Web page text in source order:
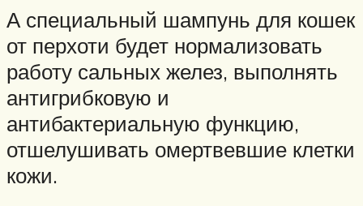
А специальный шампунь для кошек
от перхоти будет нормализовать
работу сальных желез, выполнять
антигрибковую и
антибактериальную функцию,
отшелушивать омертвевшие клетки
кожи.